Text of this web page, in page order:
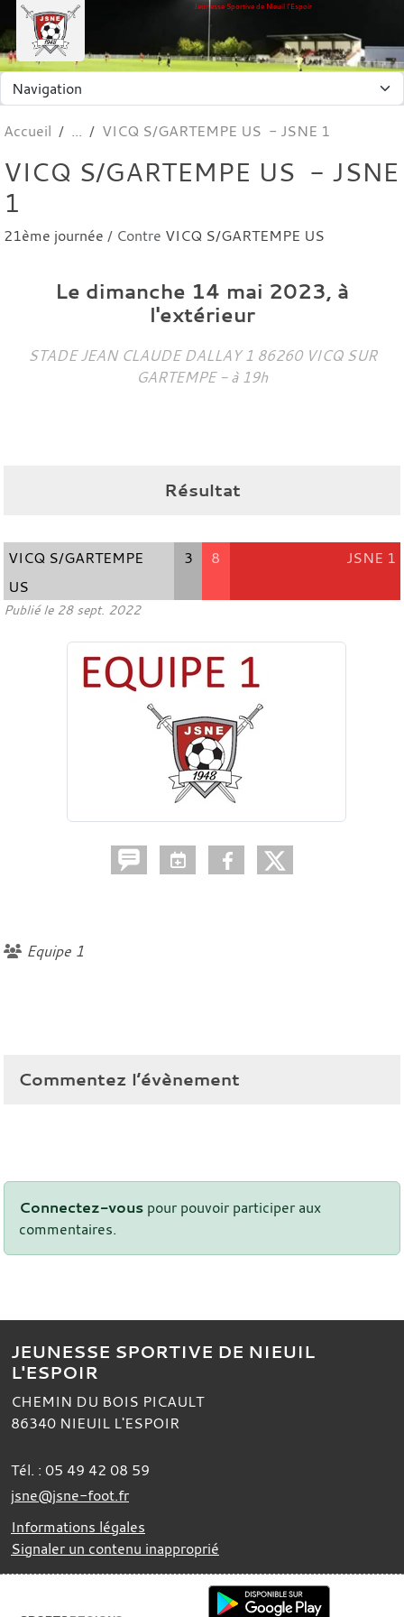
Jeunesse Sportive de Nieuil l'Espoir
Accueil VICQ S/GARTEMPE US - JSNE 1
VICQ S/GARTEMPE US - JSNE
1
21ème journée / Contre VICQ S/GARTEMPE US
Le dimanche 14 mai 2023, à
l'extérieur
STADE JEAN CLAUDE DALLAY 1 86260 VICQ SUR
GARTEMPE - à 19h
Résultat
VICQ S/GARTEMPE
US
3 8 JSNE 1
Publié le 28 sept. 2022
Equipe 1
Commentez l’évènement
Connectez-vous pour pouvoir participer aux
commentaires.
JEUNESSE SPORTIVE DE NIEUIL
L'ESPOIR
CHEMIN DU BOIS PICAULT
86340 NIEUIL L'ESPOIR
Tél. : 05 49 42 08 59
jsne@jsne-foot.fr
Informations légales
Signaler un contenu inapproprié
Panneau de gestion des cookies